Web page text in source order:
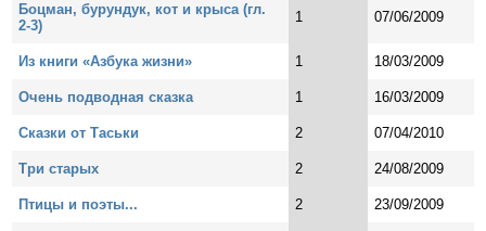
Боцман, бурундук, кот и крыса (гл.
2-3)
1 07/06/2009
Из книги «Азбука жизни» 1 18/03/2009
Очень подводная сказка 1 16/03/2009
Сказки от Таськи 2 07/04/2010
Три старых 2 24/08/2009
Птицы и поэты... 2 23/09/2009